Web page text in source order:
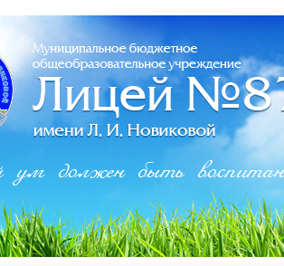
ум должен быть